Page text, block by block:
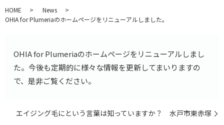
HOME
News
OHIA for Plumeriaのホームページをリニューアルしました。
OHIA for Plumeriaのホームページをリニューアルしまし
た。今後も定期的に様々な情報を更新してまいりますの
で、是非ご覧ください。
エイジング毛にという言葉は知っていますか？ 水戸市東赤塚